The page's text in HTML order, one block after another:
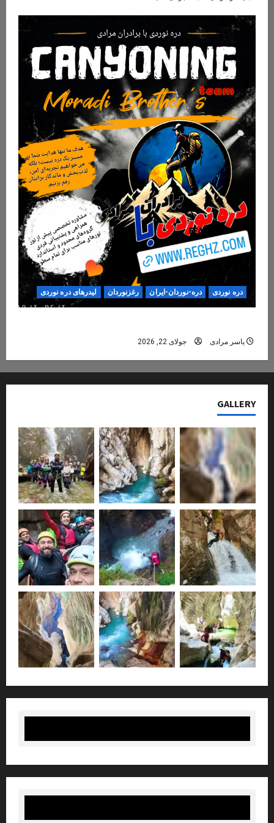
دره نوردی دره-نوردان-ایران رغزنوردان لیدرهای دره نوردی
یاسر مرادی جولای 22, 2026
GALLERY